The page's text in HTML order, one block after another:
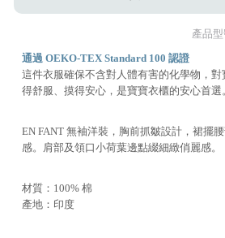
產品型
通過 OEKO-TEX Standard 100 認證
這件衣服確保不含對人體有害的化學物，
得舒服、摸得安心，是寶寶衣櫃的安心首選
EN FANT 無袖洋裝，胸前抓皺設計，裙擺
感。肩部及領口小荷葉邊點綴細緻俏麗感。
材質：100% 棉
產地：印度